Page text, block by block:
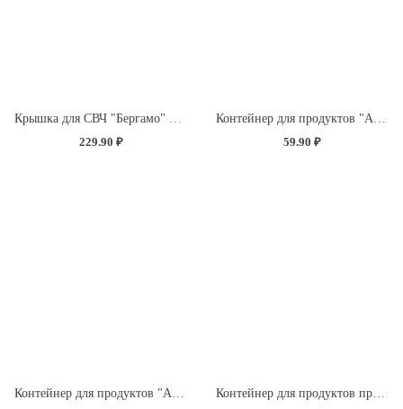
229.90 ₽
59.90 ₽
Контейнер для продуктов "Асти" прямоугольный 0,75л (темно-коричневый)
Контейнер для продуктов прямоугольный 1,5л (светло-розовый)